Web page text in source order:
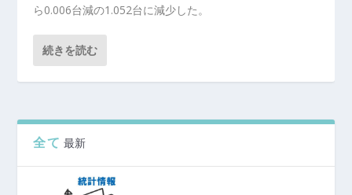
ら0.006台減の1.052台に減少した。
続きを読む
全て 最新